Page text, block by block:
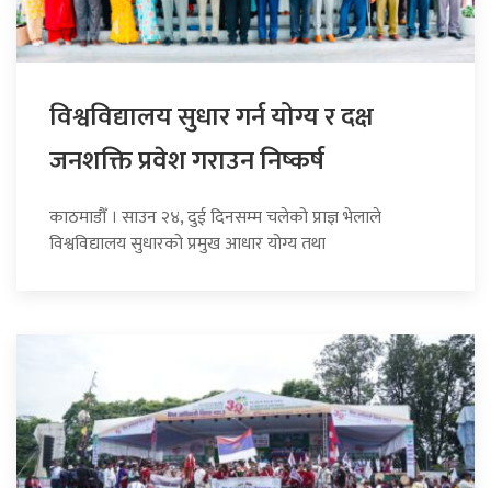
विश्वविद्यालय सुधार गर्न योग्य र दक्ष
जनशक्ति प्रवेश गराउन निष्कर्ष
काठमाडौँ । साउन २४, दुई दिनसम्म चलेको प्राज्ञ भेलाले
विश्वविद्यालय सुधारको प्रमुख आधार योग्य तथा